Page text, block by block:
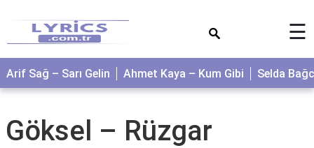
☰
Arif Sağ – Sarı Gelin Ahmet Kaya – Kum Gibi Selda
Göksel – Rüzgar